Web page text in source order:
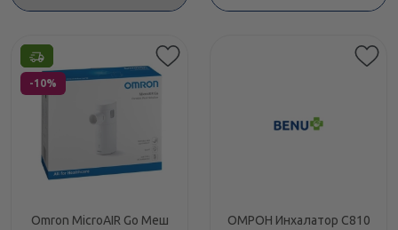
Етикети
-10%
Omron MicroAIR Go Меш
ОМРОН Инхалатор C810